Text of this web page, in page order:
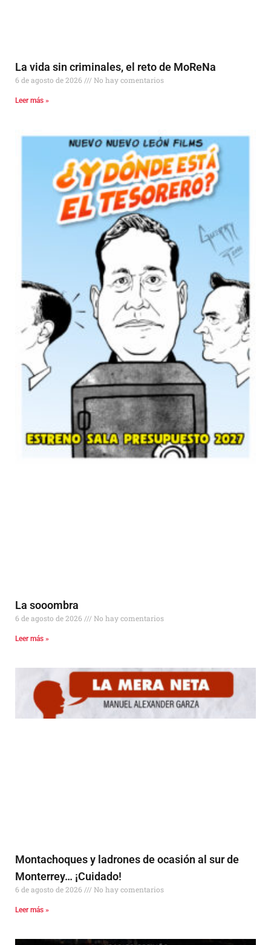
La vida sin criminales, el reto de MoReNa
6 de agosto de 2026 No hay comentarios
Leer más »
La sooombra
6 de agosto de 2026 No hay comentarios
Leer más »
Montachoques y ladrones de ocasión al sur de
Monterrey… ¡Cuidado!
6 de agosto de 2026 No hay comentarios
Leer más »